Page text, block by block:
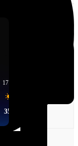
17:00
35°